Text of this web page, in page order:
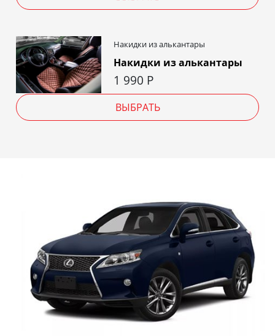
Накидки из алькантары
Накидки из алькантары
1 990 Р
ВЫБРАТЬ